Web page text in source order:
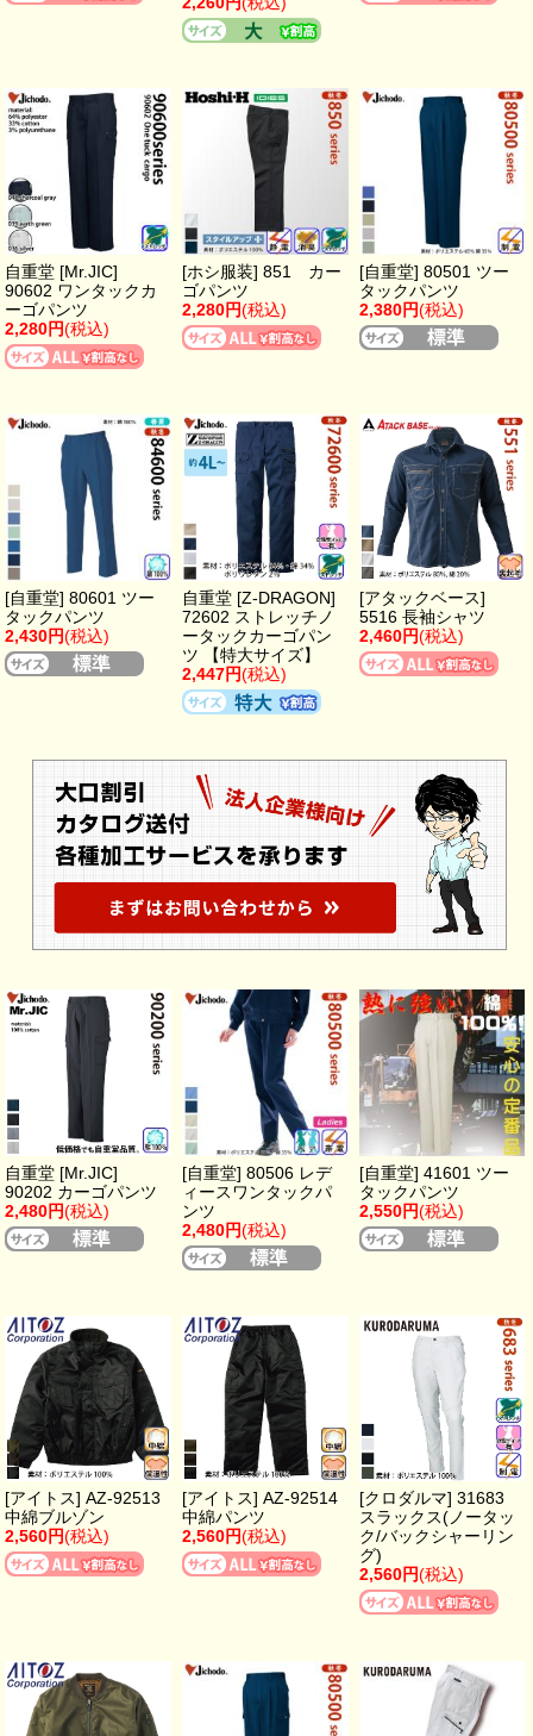
自重堂 [Mr.JIC]
90602 ワンタックカ
ーゴパンツ
2,280円(税込)
[ホシ服装] 851 カー
ゴパンツ
2,280円(税込)
[自重堂] 80501 ツー
タックパンツ
2,380円(税込)
[自重堂] 80601 ツー
タックパンツ
2,430円(税込)
自重堂 [Z-DRAGON]
72602 ストレッチノ
ータックカーゴパン
ツ 【特大サイズ】
2,447円(税込)
[アタックベース]
5516 長袖シャツ
2,460円(税込)
自重堂 [Mr.JIC]
90202 カーゴパンツ
2,480円(税込)
[自重堂] 80506 レデ
ィースワンタックパ
ンツ
2,480円(税込)
[自重堂] 41601 ツー
タックパンツ
2,550円(税込)
[アイトス] AZ-92513
中綿ブルゾン
2,560円(税込)
[アイトス] AZ-92514
中綿パンツ
2,560円(税込)
[クロダルマ] 31683
スラックス(ノータッ
ク/バックシャーリン
グ)
2,560円(税込)